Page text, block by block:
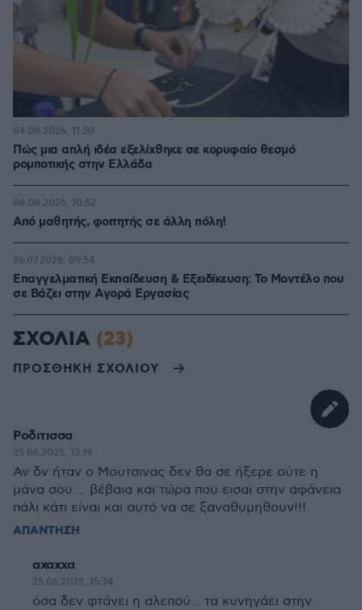
Πώς μια απλή ιδέα εξελίχθηκε σε κορυφαίο θεσμό
ρομποτικής στην Ελλάδα
04.08.2026, 11:20
Από μαθητής, φοιτητής σε άλλη πόλη!
06.08.2026, 10:52
Επαγγελματική Εκπαίδευση & Εξειδίκευση: Το Mοντέλο που
σε Bάζει στην Aγορά Eργασίας
26.07.2026, 09:54
ΣΧΟΛΙΑ (23)
ΠΡΟΣΘΗΚΗ ΣΧΟΛΙΟΥ
Ροδιτισσα
25.06.2025, 13:19
Αν δν ήταν ο Μουτσινας δεν θα σε ήξερε ούτε η
μάνα σου.... βέβαια και τώρα που εισαι στην αφάνεια
πάλι κάτι είναι και αυτό να σε ξαναθυμηθουν!!!
ΑΠΑΝΤΗΣΗ
αχαχχα
25.06.2025, 15:34
όσα δεν φτάνει η αλεπού... τα κυνηγάει στην